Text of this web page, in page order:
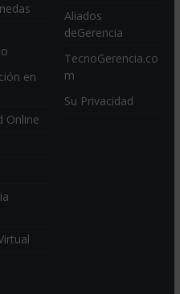
en
Online
Aliados
deGerencia
TecnoGerencia.co
m
Su Privacidad